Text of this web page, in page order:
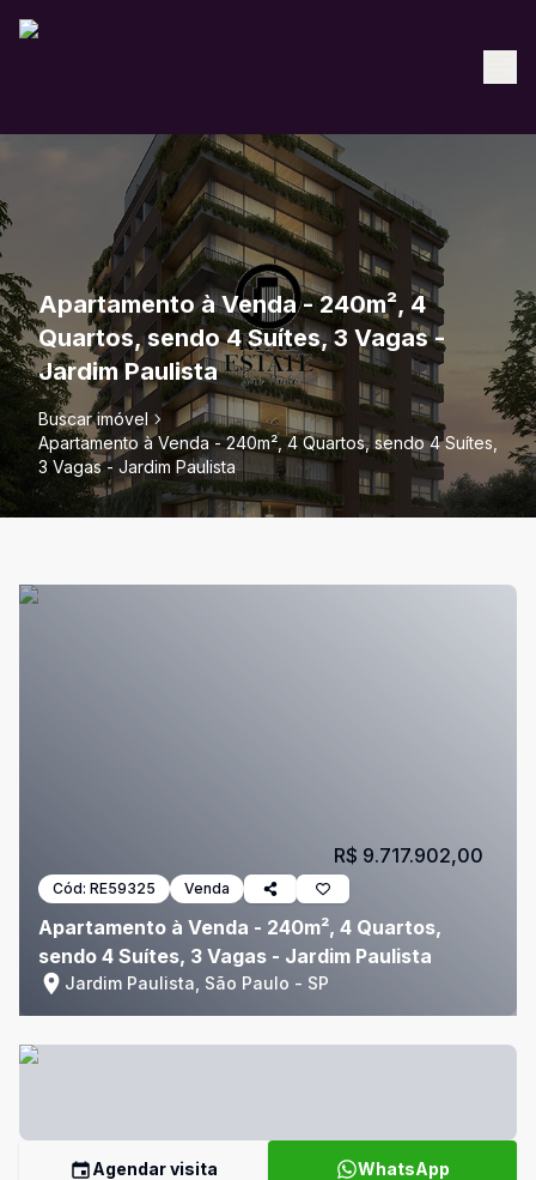
Apartamento à Venda - 240m², 4
Quartos, sendo 4 Suítes, 3 Vagas -
Jardim Paulista
Buscar imóvel
Apartamento à Venda - 240m², 4 Quartos, sendo 4 Suítes,
3 Vagas - Jardim Paulista
Cód: RE59325 Venda
Apartamento à Venda - 240m², 4 Quartos,
sendo 4 Suítes, 3 Vagas - Jardim Paulista
Jardim Paulista, São Paulo - SP
R$ 9.717.902,00
Agendar visita WhatsApp